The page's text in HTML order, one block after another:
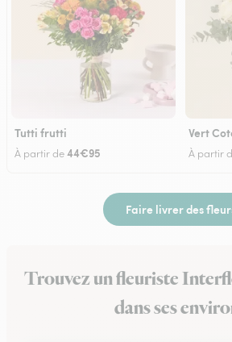
Tutti frutti
À partir de44€95
Vert
À partir
Faire livrer des
Trouvez un fleuriste
dans ses